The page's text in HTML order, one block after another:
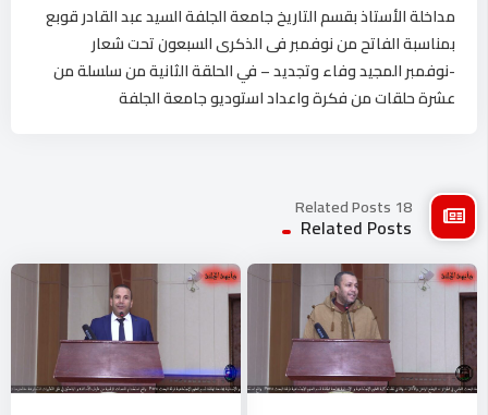
مداخلة الأستاذ بقسم التاريخ جامعة الجلفة السيد عبد القادر قوبع
بمناسبة الفاتح من نوفمبر فى الذكرى السبعون تحت شعار
-نوفمبر المجيد وفاء وتجديد – في الحلقة الثانية من سلسلة من
عشرة حلقات من فكرة واعداد استوديو جامعة الجلفة
18 Related Posts
Related Posts